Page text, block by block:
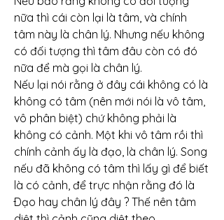
nữa thì cái còn lại là tâm, và chính
tâm này là chân lý. Nhưng nếu không
có đối tượng thì tâm đâu còn có đó
nữa để mà gọi là chân lý.
Nếu lại nói rằng ở đây cái không có là
không có tâm (nên mới nói là vô tâm,
vô phân biệt) chứ không phải là
không có cảnh. Một khi vô tâm rồi thì
chính cảnh ấy là đạo, là chân lý. Song
nếu đã không có tâm thì lấy gì để biết
là có cảnh, để trực nhận rằng đó là
Ðạo hay chân lý đây ? Thế nên tâm